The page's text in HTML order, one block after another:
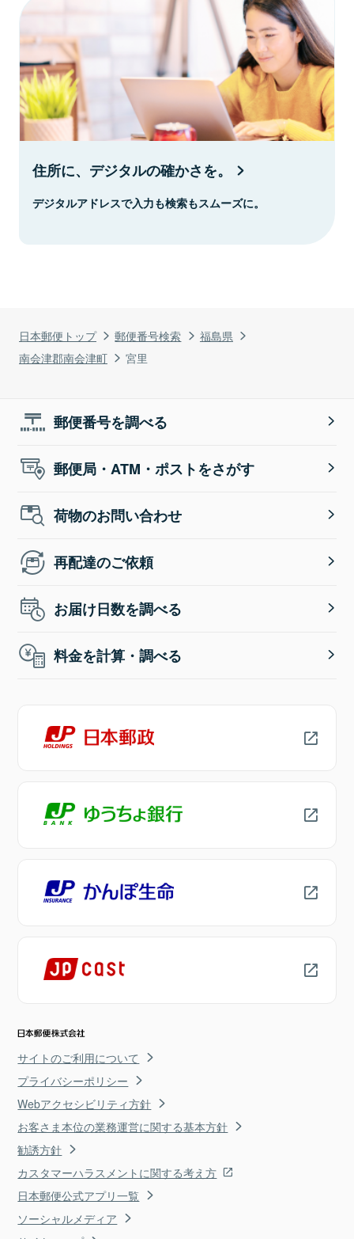
日本郵便トップ 郵便番号検索
福島県
南会津郡南会津町
宮里
住所に、デジタルの確かさを。
デジタルアドレスで入力も検索もスムーズに。
郵便番号を調べる
郵便局・ATM・ポストをさがす
荷物のお問い合わせ
再配達のご依頼
お届け日数を調べる
料金を計算・調べる
サイトのご利用について
プライバシーポリシー
Webアクセシビリティ方針
お客さま本位の業務運営に関する基本方針
勧誘方針
カスタマーハラスメントに関する考え方
日本郵便公式アプリ一覧
ソーシャルメディア